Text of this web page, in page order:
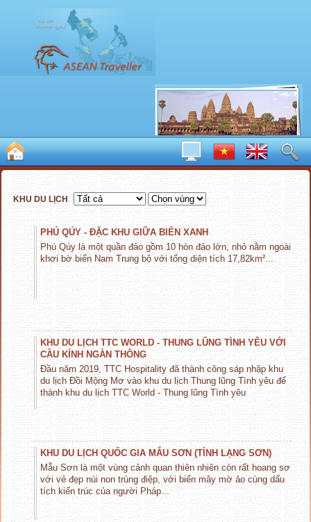
KHU DU LỊCH
PHÚ QÚY - ĐẶC KHU GIỮA BIỂN XANH
Phú Qúy là một quần đảo gồm 10 hòn đảo lớn, nhỏ nằm ngoài
khơi bờ biển Nam Trung bộ với tổng diện tích 17,82km²...
KHU DU LỊCH TTC WORLD - THUNG LŨNG TÌNH YÊU VỚI
CẦU KÍNH NGÀN THÔNG
Đầu năm 2019, TTC Hospitality đã thành công sáp nhập khu
du lịch Đồi Mộng Mơ vào khu du lịch Thung lũng Tình yêu để
thành khu du lịch TTC World - Thung lũng Tình yêu
KHU DU LỊCH QUỐC GIA MẪU SƠN (TỈNH LẠNG SƠN)
Mẫu Sơn là một vùng cảnh quan thiên nhiên còn rất hoang sơ
với vẻ đẹp núi non trùng điệp, với biển mây mờ ảo cùng dấu
tích kiến trúc của người Pháp...